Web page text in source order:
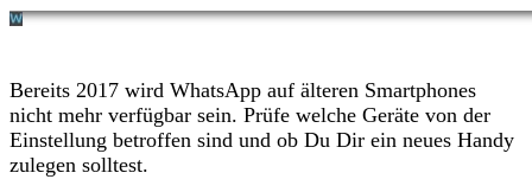
Bereits 2017 wird WhatsApp auf älteren Smartphones
nicht mehr verfügbar sein. Prüfe welche Geräte von der
Einstellung betroffen sind und ob Du Dir ein neues Handy
zulegen solltest.